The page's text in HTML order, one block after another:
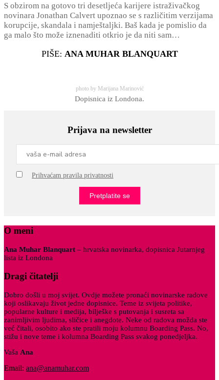
S obzirom na gotovo tri desetljeća karijere istraživačkog
novinara Jonathan Calvert upoznao se s različitim verzijama
korupcije, skandala i namještaljki. Baš kada je pomislio da
ga malo što može iznenaditi otkrio je da niti sam…
PIŠE: ANA MUHAR BLANQUART
photo by Marijana Marinović
Dopisnica iz Londona.
Prijava na newsletter
Prihvaćam pravila privatnosti
O meni
Ana Muhar Blanquart – hrvatska novinarka, dopisnica Jutarnjeg
lista iz Londona
Dragi čitatelji
Dobro došli u moj svijet. Ovdje možete pronaći novinarske radove
koji oslikavaju život jedne dopisnice. Teme iz svijeta politike,
popularne kulture i medija, bilješke s putovanja i susreta sa
zanimljivim ljudima, sličice i anegdote. Neke od radova možda ste
već čitali, osobito ako ste pratili moju kolumnu Boarding Pass. No,
stižu i nove teme i kolumna Boarding Pass svakog ponedjeljka.
Vaša Ana
Email: ana@anamuhar.com